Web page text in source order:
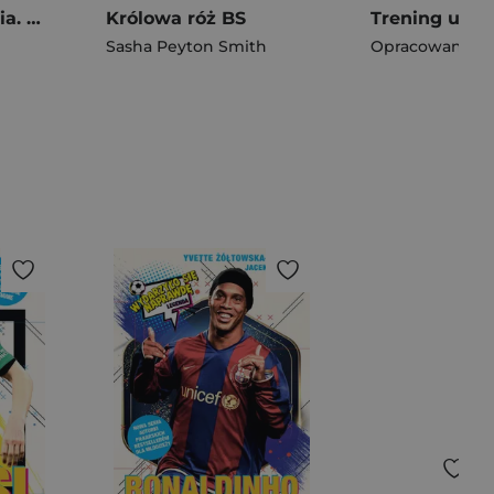
Lekcje wybaczania. Hall Beck University. Tom 2 Królowa róż BS
Sasha Peyton Smith Opracowanie